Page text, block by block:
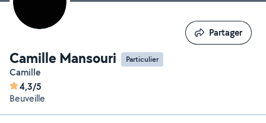
Camille Mansouri Particulier
Camille
4,3/5
Beuveille
Partager
Partager